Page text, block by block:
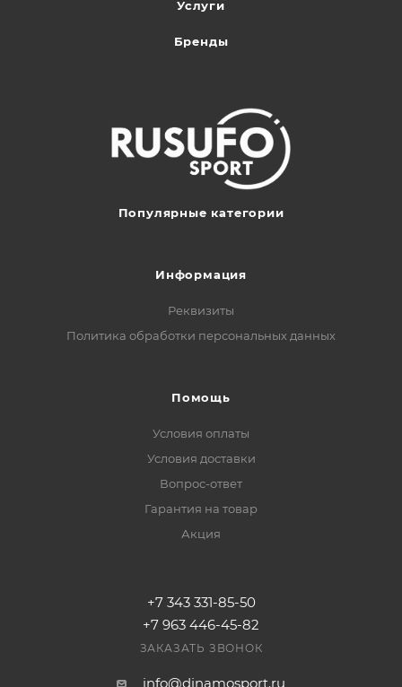
Услуги
Бренды
Популярные категории
Информация
Реквизиты
Политика обработки персональных данных
Помощь
Условия оплаты
Условия доставки
Вопрос-ответ
Гарантия на товар
Акция
+7 343 331-85-50
+7 963 446-45-82
ЗАКАЗАТЬ ЗВОНОК
info@dinamosport.ru